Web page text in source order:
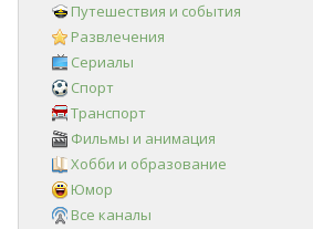
Путешествия и события
Развлечения
Сериалы
Спорт
Транспорт
Фильмы и анимация
Хобби и образование
Юмор
Все каналы